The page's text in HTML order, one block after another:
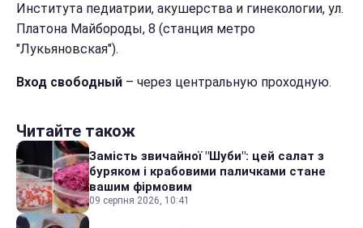
Института педиатрии, акушерства и гинекологии, ул.
Платона Майбороды, 8 (станция метро
"Лукьяновская").
Вход свободный – через центральную проходную.
Читайте також
Замість звичайної "Шуби": цей салат з
буряком і крабовими паличками стане
вашим фірмовим
09 серпня 2026, 10:41